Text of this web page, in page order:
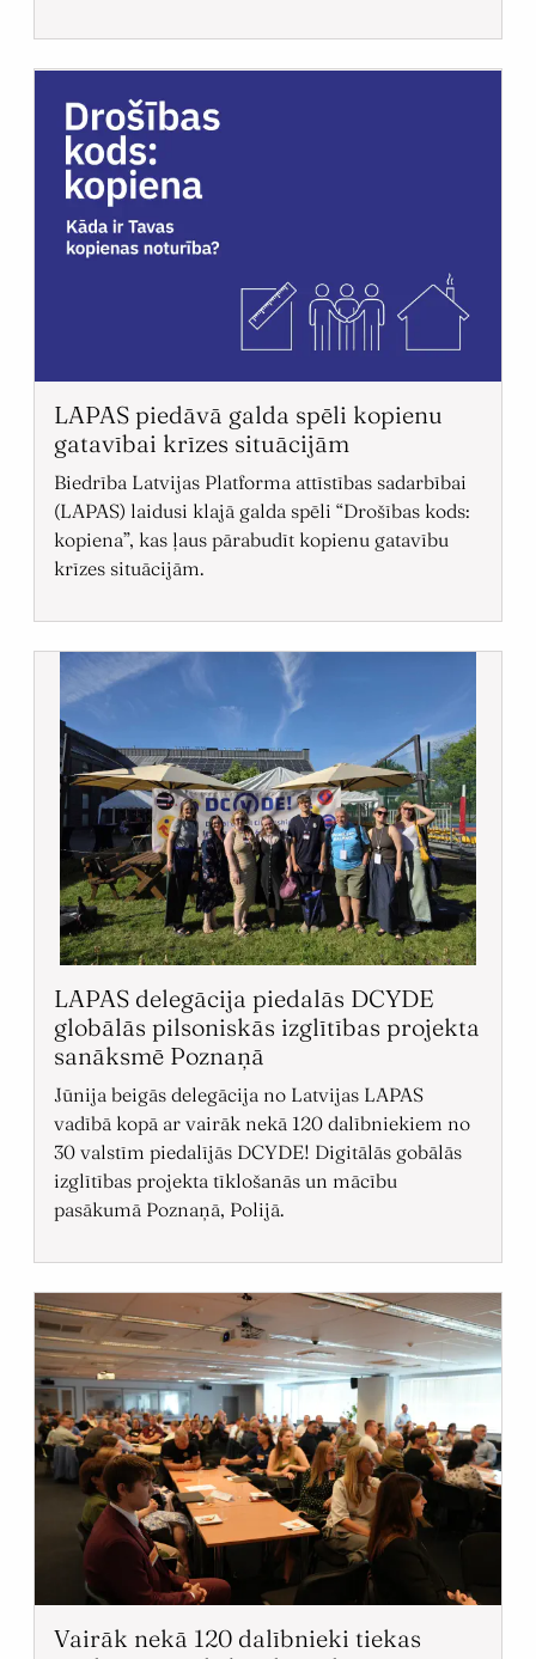
LAPAS piedāvā galda spēli kopienu
gatavībai krīzes situācijām
Biedrība Latvijas Platforma attīstības sadarbībai
(LAPAS) laidusi klajā galda spēli “Drošības kods:
kopiena”, kas ļaus pārabudīt kopienu gatavību
krīzes situācijām.
LAPAS delegācija piedalās DCYDE
globālās pilsoniskās izglītības projekta
sanāksmē Poznaņā
Jūnija beigās delegācija no Latvijas LAPAS
vadībā kopā ar vairāk nekā 120 dalībniekiem no
30 valstīm piedalījās DCYDE! Digitālās gobālās
izglītības projekta tīklošanās un mācību
pasākumā Poznaņā, Polijā.
Vairāk nekā 120 dalībnieki tiekas